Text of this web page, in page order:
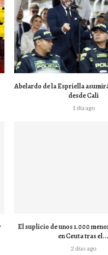
Abelardo de la Espriella
desde Cali
1 día ago
El suplicio de unos 1.000
en Ceuta tras el...
2 días ago